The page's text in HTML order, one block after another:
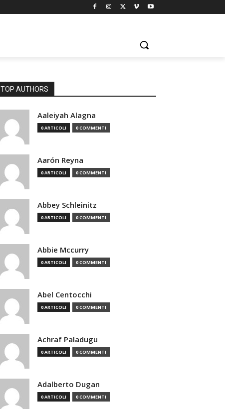
TOP AUTHORS
Aaleiyah Alagna
0 ARTICOLI 0 COMMENTI
Aarón Reyna
0 ARTICOLI 0 COMMENTI
Abbey Schleinitz
0 ARTICOLI 0 COMMENTI
Abbie Mccurry
0 ARTICOLI 0 COMMENTI
Abel Centocchi
0 ARTICOLI 0 COMMENTI
Achraf Paladugu
0 ARTICOLI 0 COMMENTI
Adalberto Dugan
0 ARTICOLI 0 COMMENTI